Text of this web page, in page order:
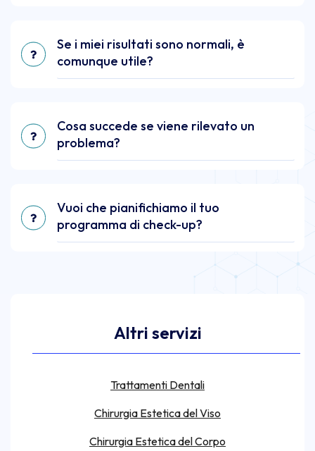
Se i miei risultati sono normali, è
comunque utile?
Cosa succede se viene rilevato un
problema?
Vuoi che pianifichiamo il tuo
programma di check-up?
Altri servizi
Trattamenti Dentali
Chirurgia Estetica del Viso
Chirurgia Estetica del Corpo